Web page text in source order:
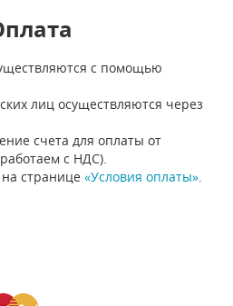
с помощью
лиц осуществляются через
счета для оплаты от
с НДС).
странице «Условия оплаты».